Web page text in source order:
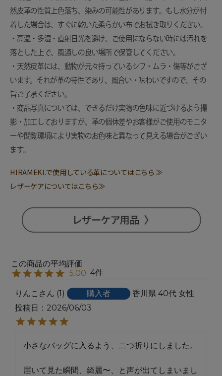
然皮革の性質上色落ち、染みの可能性があります。もし水分が付
着した場合は、すぐに乾いた柔らかい布でお拭き取りください。
・高温・多湿・直射日光を避け、ご使用にならない時には汚れを
落とした上で、風通しの良い場所で保管してください。
・天然皮革には、動物が元々持っているシワ・ムラ・傷等がござ
います。それが革の特性であり、風合い・味わいですので、その
旨ご了承ください。
・商品写真については、できるだけ実物の色味に近づけるよう撮
影・加工しておりますが、革の個体差やお客様がご使用のモニタ
ーや閲覧環境により実物のお色味と異なって見える場合がござい
ます。
HIRAMEKI.で使用している革についてはこちら ≫
レザーケアについてはこちら≫
5.00 4
りんこ 1 購入者 香川県 40代 女性
投稿日
2026/06/03
小さなバッグに入るよう、二つ折りにしました。
届いて見た瞬間、綺麗〜、と声が出てしまいまし